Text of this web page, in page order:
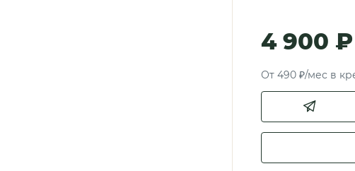
4 900 ₽
От 490 ₽/мес в